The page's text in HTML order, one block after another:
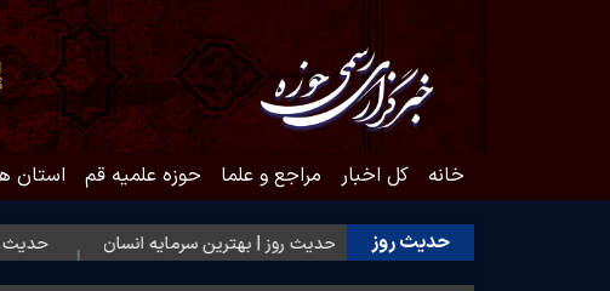
خانه کل اخبار مراجع و علما حوزه علمیه قم استان
حدیث روزحدیث روز | بهترین سرمایه انسان حدیث روز |